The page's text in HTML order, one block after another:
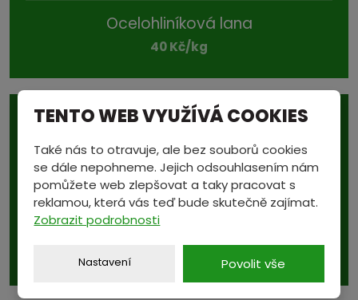
Ocelohliníková lana
40 Kč/kg
Podívejte se také na...
aktuální ceny v sekci
TENTO WEB VYUŽÍVÁ COOKIES
Také nás to otravuje, ale bez souborů cookies
se dále nepohneme. Jejich odsouhlasením nám
pomůžete web zlepšovat a taky pracovat s
reklamou, která vás teď bude skutečně zajímat.
Zobrazit podrobnosti
Nastavení Povolit vše